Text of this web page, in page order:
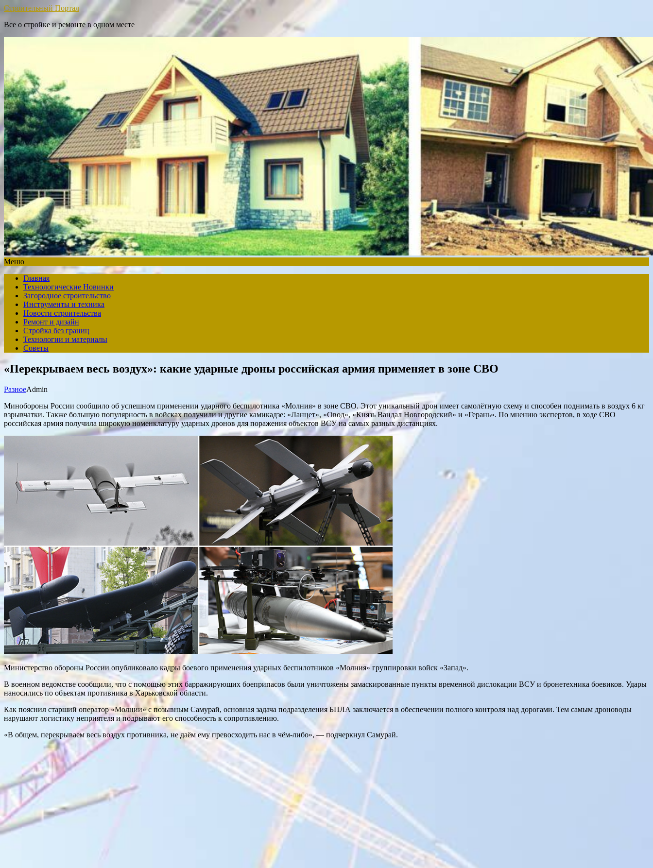
Строительный Портал
Все о стройке и ремонте в одном месте
Меню
Главная
Технологические Новинки
Загородное строительство
Инструменты и техника
Новости строительства
Ремонт и дизайн
Стройка без границ
Технологии и материалы
Советы
«Перекрываем весь воздух»: какие ударные дроны российская армия применяет в зоне СВО
РазноеAdmin
Минобороны России сообщило об успешном применении ударного беспилотника «Молния» в зоне СВО. Этот уникальный дрон имеет самолётную схему и способен поднимать в воздух 6 кг
взрывчатки. Также большую популярность в войсках получили и другие камикадзе: «Ланцет», «Овод», «Князь Вандал Новгородский» и «Герань». По мнению экспертов, в ходе СВО
российская армия получила широкую номенклатуру ударных дронов для поражения объектов ВСУ на самых разных дистанциях.
Министерство обороны России опубликовало кадры боевого применения ударных беспилотников «Молния» группировки войск «Запад».
В военном ведомстве сообщили, что с помощью этих барражирующих боеприпасов были уничтожены замаскированные пункты временной дислокации ВСУ и бронетехника боевиков. Удары
наносились по объектам противника в Харьковской области.
Как пояснил старший оператор «Молнии» с позывным Самурай, основная задача подразделения БПЛА заключается в обеспечении полного контроля над дорогами. Тем самым дроноводы
нарушают логистику неприятеля и подрывают его способность к сопротивлению.
«В общем, перекрываем весь воздух противника, не даём ему превосходить нас в чём-либо», — подчеркнул Самурай.